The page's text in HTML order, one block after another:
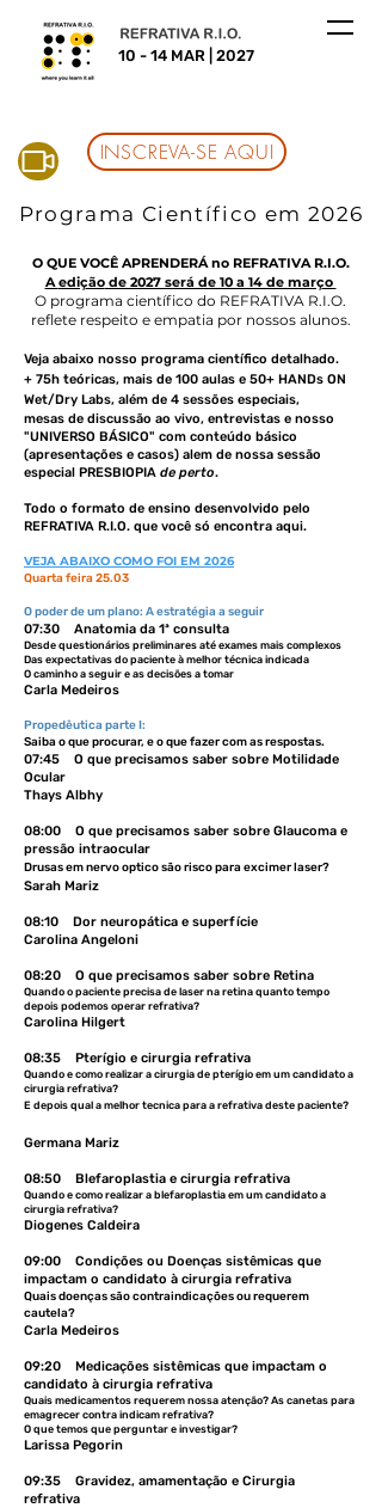
10 - 14 MAR | 2027
INSCREVA-SE AQUI
Programa Científico em 2026
O QUE VOCÊ APRENDERÁ no REFRATIVA R.I.O.
Aediçãode 2027 será de 10 a 14 de março
O programa científico do REFRATIVA R.I.O.
reflete respeito e empatia por nossos alunos.
Veja abaixo nosso programa científico detalhado.
+ 75h teóricas, mais de 100 aulas e 50+ HANDs ON
Wet/Dry Labs, além de 4 sessões especiais,
mesas de discussão ao vivo, entrevistas e nosso
"UNIVERSO BÁSICO" com conteúdo básico
(apresentações e casos) alem de nossa sessão
especial PRESBIOPIA de perto.
Todo o formato de ensino desenvolvido pelo
REFRATIVA R.I.O. que você só encontra aqui.
VEJA ABAIXO COMO FOI EM 2026
Quarta feira 25.03
O poder de um plano: A estratégia a seguir
07:30 Anatomia da 1ª consulta
Desde questionários preliminares até exames mais complexos
Das expectativas do paciente à melhor técnica indicada
O caminho a seguir e as decisões a tomar
Carla Medeiros
Propedêutica parte I:
Saiba o que procurar, e o que fazer com as respostas.
07:45 O que precisamos saber sobre Motilidade
Ocular
​Thays Albhy
08:00 O que precisamos saber sobre Glaucoma e
pressão intraocular
Drusas em nervo optico são risco para excimer laser?
Sarah Mariz
08:10 Dor neuropática e superfície
Carolina Angeloni
08:20 O que precisamos saber sobre Retina
Quando o paciente precisa de laser na retina quanto tempo
depois podemos operar refrativa?
Carolina Hilgert
08:35 Pterígio e cirurgia refrativa
Quando e como realizar a cirurgia de pterígio em um candidato a
cirurgia refrativa?
E depois qual a melhor tecnica para a refrativa deste paciente?
Germana Mariz
08:50 Blefaroplastia e cirurgia refrativa
Quando e como realizar a blefaroplastia em um candidato a
cirurgia refrativa?
Diogenes Caldeira
09:00 Condições ou Doenças sistêmicas que
impactam o candidato à cirurgia refrativa
Quais doenças são contraindicações ou requerem
cautela?
Carla Medeiros
09:20 Medicações sistêmicas que impactam o
candidato à cirurgia refrativa
Quais medicamentos requerem nossa atenção? As canetas para
emagrecer contra indicam refrativa?
O que temos que perguntar e investigar?
Larissa Pegorin
09:35 Gravidez, amamentação e Cirurgia
refrativa